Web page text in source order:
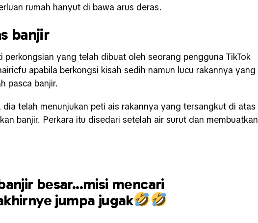
rumah hanyut di bawa arus deras.
banjir
perkongsian yang telah dibuat oleh seorang pengguna TikTok
apabila berkongsi kisah sedih namun lucu rakannya yang
pasca banjir.
telah menunjukan peti ais rakannya yang tersangkut di atas
banjir. Perkara itu disedari setelah air surut dan membuatkan
besar...misi mencari
jumpa jugak